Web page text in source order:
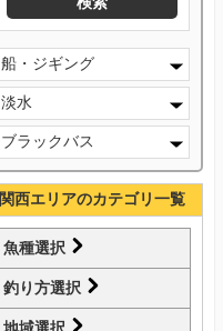
船・ジギング
淡水
ブラックバス
関西エリアのカテゴリ一覧
魚種選択
釣り方選択